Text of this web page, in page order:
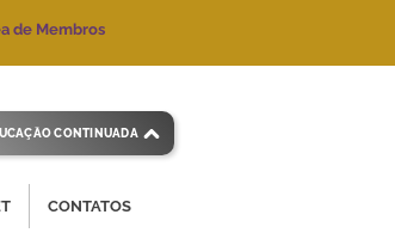
de Membros
CONTINUADA
CONTATOS